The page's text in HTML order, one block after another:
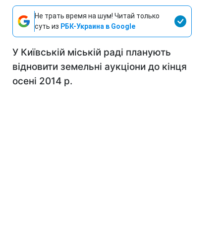
Не трать время на шум! Читай только
суть из РБК-Украина в Google
У Київській міській раді планують
відновити земельні аукціони до кінця
осені 2014 р.